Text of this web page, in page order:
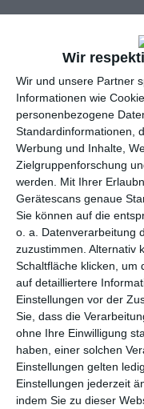
Wir
Wir und unsere Partner
Informationen wie
personenbezogene
Standardinformationen,
Werbung und Inhalte,
Zielgruppenforschung
werden.
Mit Ihrer
Gerätescans genaue
Sie können auf die
o. a. Datenverarbeitung
zuzustimmen. Alternativ
Schaltfläche klicken, um
auf detailliertere
Einstellungen vor der
Sie, dass die
ohne Ihre Einwilligung
haben, einer solchen
Einstellungen gelten
Einstellungen jederzeit
indem Sie zu dieser